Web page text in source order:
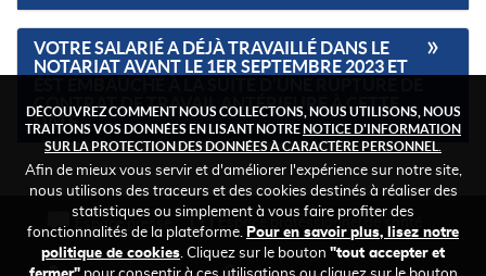
VOTRE SALARIÉ A DÉJÀ TRAVAILLÉ DANS LE
NOTARIAT AVANT LE 1ER SEPTEMBRE 2023 ET
CONTRAT DE TRAVAIL ANTÉRIEURE À CETTE
DATE
FOOTER
TOP
Espace presse Espace professionnel de santé
DÉCOUVREZ COMMENT NOUS COLLECTONS, NOUS UTILISONS, NOUS
TRAITONS VOS DONNÉES EN LISANT NOTRENOTICE D'INFORMATION
SUR LA PROTECTION DES DONNÉES À CARACTÈRE PERSONNEL.
Afin de mieux vous servir et d'améliorer l'expérience sur notre site,
nous utilisons des traceurs et des cookies destinés à réaliser des
statistiques ou simplement à vous faire profiter des
fonctionnalités de la plateforme. Pour en savoir plus, lisez notre
politique de cookies. Cliquez sur le bouton "tout accepter et